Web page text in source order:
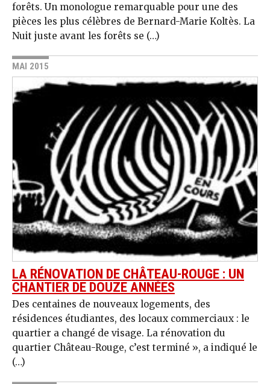
forêts. Un monologue remarquable pour une des
pièces les plus célèbres de Bernard-Marie Koltès. La
Nuit juste avant les forêts se (…)
MAI 2015
LA RÉNOVATION DE CHÂTEAU-ROUGE : UN
CHANTIER DE DOUZE ANNÉES
Des centaines de nouveaux logements, des
résidences étudiantes, des locaux commerciaux : le
quartier a changé de visage. La rénovation du
quartier Château-Rouge, c’est terminé », a indiqué le
(…)